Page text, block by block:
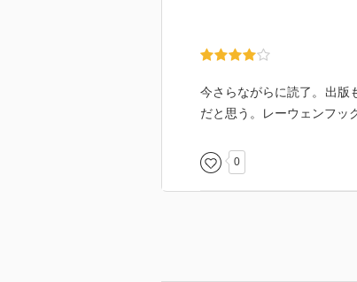
今さらながらに読了。出版
だと思う。レーウェンフッ
0